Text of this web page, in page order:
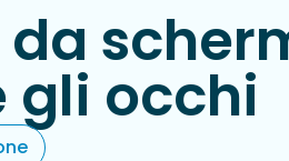
gli occhi